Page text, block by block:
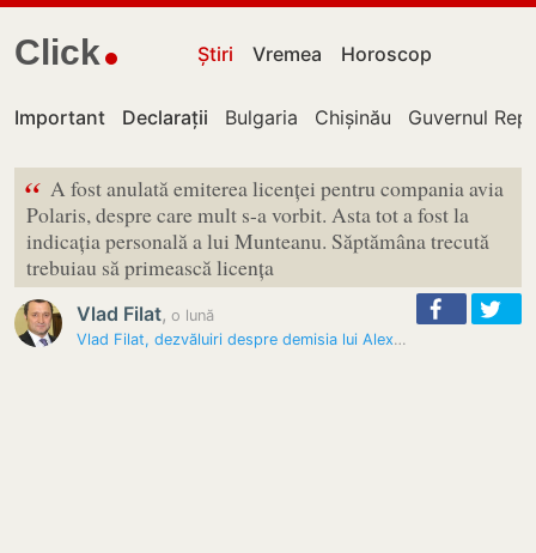
Click Știri Vremea Horoscop
Important Declarații Bulgaria Chișinău Guvernul
“ A fost anulată emiterea licenței pentru compania avia
Polaris, despre care mult s-a vorbit. Asta tot a fost la
indicația personală a lui Munteanu. Săptămâna trecută
trebuiau să primească licența
Vlad Filat, o lună
Vlad Filat, dezvăluiri despre demisia lui Alexandru Munteanu:…